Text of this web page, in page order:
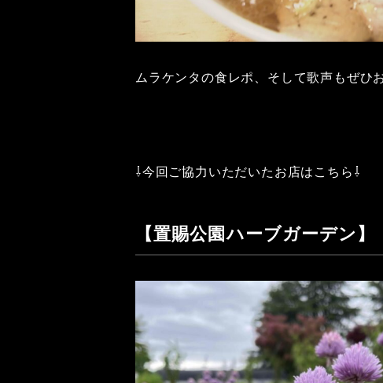
ムラケンタの食レポ、そして歌声もぜひ
⇩今回ご協力いただいたお店はこちら⇩
【置賜公園ハーブガーデン】